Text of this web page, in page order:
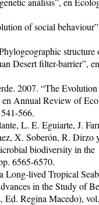
of social
structure
Desert filter-barrier”,
2007. “The
en Annual Review of
566.
L. E. Eguiarte, J.
X. Soberón, R. Dirzo
biodiversity in the
6565-6570.
lived Tropical
in the Study of
Regina Macedo),